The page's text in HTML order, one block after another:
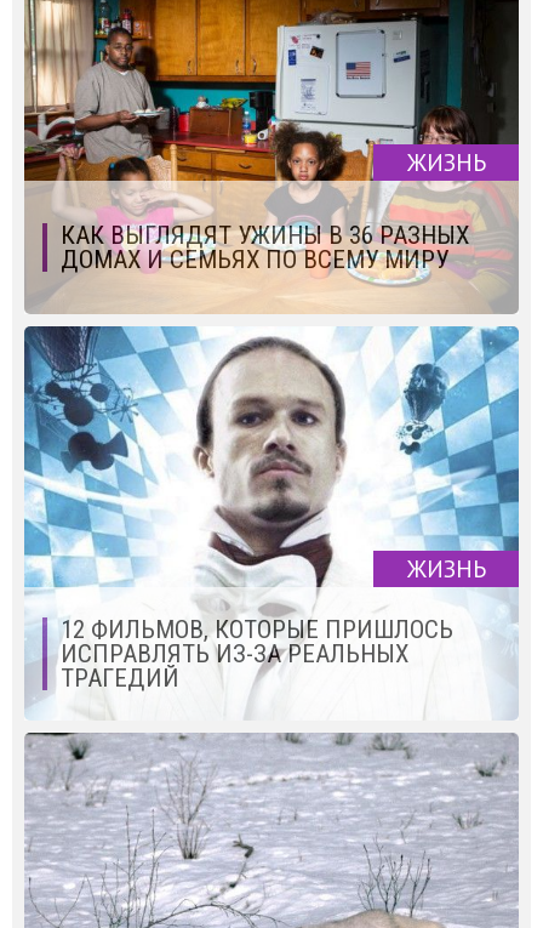
ЖИЗНЬ
КАК ВЫГЛЯДЯТ УЖИНЫ В 36 РАЗНЫХ
ДОМАХ И СЕМЬЯХ ПО ВСЕМУ МИРУ
ЖИЗНЬ
12 ФИЛЬМОВ, КОТОРЫЕ ПРИШЛОСЬ
ИСПРАВЛЯТЬ ИЗ-ЗА РЕАЛЬНЫХ
ТРАГЕДИЙ